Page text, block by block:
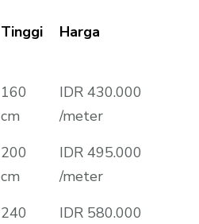
Tinggi Harga
160
cm
IDR 430.000
/meter
200
cm
IDR 495.000
/meter
240
IDR 580.000